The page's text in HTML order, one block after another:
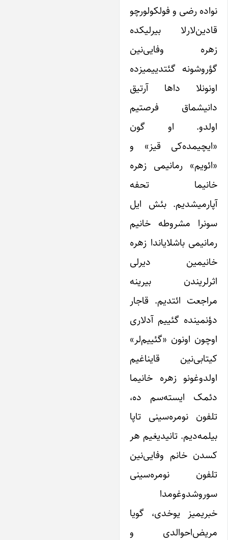
نواده رضی و فولکولورچو
قادین‌لارلا بیرلیکده
زهره وفایی‌نین
گؤروشونه گئتدییمیزده
اونونلا داها آرتیق
دانیشماق فرصتیم
اولدو. او گون
«ایچیمده‌کی قیز» و
«ائویم» رمانیمی زهره
خانیما تحفه
آپارمیشدیم. بئش ایل
سونرا مشروطه خانیم
رمانیمی باشلایاندا زهره
خانیمین دیرلی
اثرلریندن بیرینه
مراجعت ائتدیم. قاجار
دؤنمینده گئییم آدلاری
اوچون اونون «گئییم‌لر»
کیتابی‌نین قایناغیم
اولدوغونو زهره خانیما
دئمک ایسته‌سم ده،
تلفون نومره‌سینی تاپا
بیلمه‌دیم. تانیدیغیم هر
کسدن خانم وفایی‌نین
تلفون نومره‌سینی
سوروشدوغومدا
خبریمیز یوخدی، گویا
مریض‌احوالدی و